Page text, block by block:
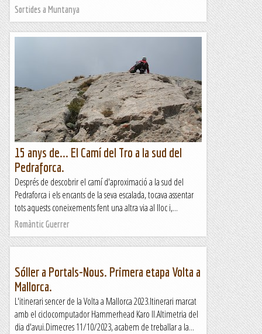
Sortides a Muntanya
15 anys de... El Camí del Tro a la sud del
Pedraforca.
Després de descobrir el camí d'aproximació a la sud del
Pedraforca i els encants de la seva escalada, tocava assentar
tots aquests coneixements fent una altra via al lloc i,...
Romàntic Guerrer
Sóller a Portals-Nous. Primera etapa Volta a
Mallorca.
L'itinerari sencer de la Volta a Mallorca 2023.Itinerari marcat
amb el ciclocomputador Hammerhead Karo II.Altimetria del
dia d'avui.Dimecres 11/10/2023, acabem de treballar a la...